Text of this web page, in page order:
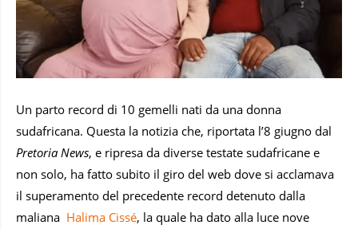
Un parto record di 10 gemelli nati da una donna
sudafricana. Questa la notizia che, riportata l’8 giugno dal
Pretoria News, e ripresa da diverse testate sudafricane e
non solo, ha fatto subito il giro del web dove si acclamava
il superamento del precedente record detenuto dalla
maliana Halima Cissé, la quale ha dato alla luce nove